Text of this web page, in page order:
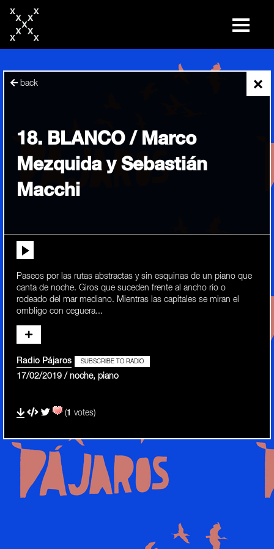
content
×
back
18. BLANCO / Marco
Mezquida y Sebastián
Macchi
Paseos por las rutas abstractas y sin esquinas de un piano que
canta de noche. Giros que suceden frente al ancho río o
rodeado del mar mediano. Mientras las capitales se miran el
ombligo con ceguera...
Radio Pájaros SUBSCRIBE TO RADIO
17/02/2019 / noche, piano
(1 votes)